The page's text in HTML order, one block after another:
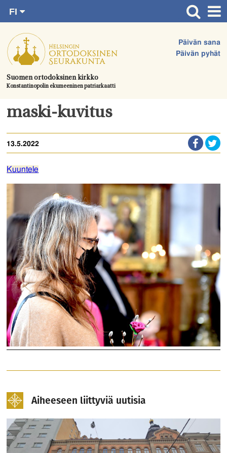
suoraan
sisältöön.
Suomen ortodoksinen kirkko
Konstantinopolin ekumeeninen patriarkaatti
Päivän sana
Päivän pyhät
FI
SV
EN
UA
Etusivu
Ajankohtaista
Juhlat & toimitukset
Kirkot
Tule mukaan
Hautausmaa
Yhteystiedot
maski-kuvitus
13.5.2022
Kuuntele
Aiheeseen liittyviä uutisia